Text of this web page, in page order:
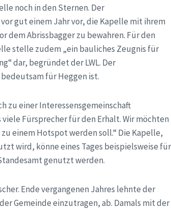
noch in den Sternen. Der
gut einem Jahr vor, die Kapelle mit ihrem
dem Abrissbagger zu bewahren. Für den
stelle zudem „ein bauliches Zeugnis für
dar, begründet der LWL. Der
für Heggen ist.
zu einer Interessensgemeinschaft
Fürsprecher für den Erhalt. Wir möchten
einem Hotspot werden soll.“ Die Kapelle,
wird, könne eines Tages beispielsweise für
genutzt werden.
Ende vergangenen Jahres lehnte der
Gemeinde einzutragen, ab. Damals mit der